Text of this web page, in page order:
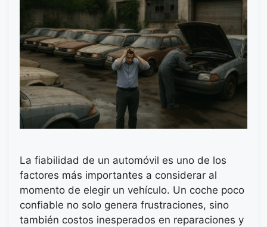
La fiabilidad de un automóvil es uno de los
factores más importantes a considerar al
momento de elegir un vehículo. Un coche poco
confiable no solo genera frustraciones, sino
también costos inesperados en reparaciones y